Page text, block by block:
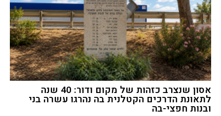
אסון שנצרב כזהות של מקום ודור: 40 שנה
לתאונת הדרכים הקטלנית בה נהרגו עשרה בני
ובנות חפצי-בה